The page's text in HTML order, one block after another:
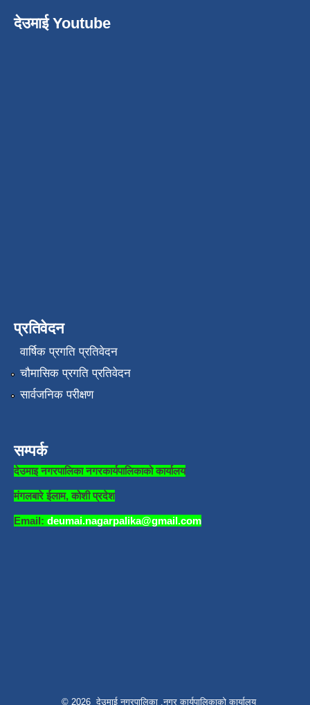
देउमाई Youtube
प्रतिवेदन
वार्षिक प्रगति प्रतिवेदन
चौमासिक प्रगति प्रतिवेदन
सार्वजनिक परीक्षण
सम्पर्क
देउमाइ नगरपालिका नगरकार्यपालिकाको कार्यालय
मंगलबारे ईलाम, कोशी प्रदेश
Email: deumai.nagarpalika@gmail.com
© 2026 देउमाई नगरपालिका ,नगर कार्यपालिकाको कार्यालय